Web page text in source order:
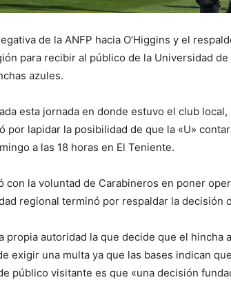
de la ANFP hacia O’Higgins y el
para recibir al público de la Universidad
azules.
esta jornada en donde estuvo el club
por lapidar la posibilidad de que la «U»
a las 18 horas en El Teniente.
con la voluntad de Carabineros en poner
regional terminó por respaldar la decisión
propia autoridad la que decide que el hincha
exigir una multa ya que las bases indican
público visitante es que «una decisión